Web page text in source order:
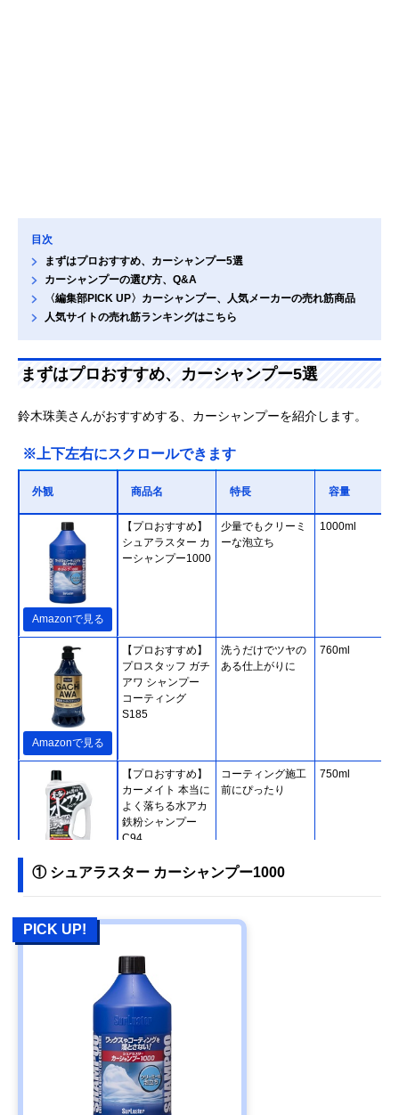
目次
まずはプロおすすめ、カーシャンプー5選
カーシャンプーの選び方、Q&A
〈編集部PICK UP〉カーシャンプー、人気メーカーの売れ筋商品
人気サイトの売れ筋ランキングはこちら
まずはプロおすすめ、カーシャンプー5選
鈴木珠美さんがおすすめする、カーシャンプーを紹介します。
※上下左右にスクロールできます
外観 商品名 特長 容量
Amazonで見る
【プロおすすめ】
シュアラスター カ
ーシャンプー1000
少量でもクリーミ
ーな泡立ち
1000ml
Amazonで見る
【プロおすすめ】
プロスタッフ ガチ
アワ シャンプー
コーティング
S185
洗うだけでツヤの
ある仕上がりに
760ml
Amazonで見る
【プロおすすめ】
カーメイト 本当に
よく落ちる水アカ
鉄粉シャンプー
C94
コーティング施工
前にぴったり
750ml
【プロおすすめ】
ペルシード ドロッ
プシャンプー（撥
水コーティングカ
ーシャンプー濃縮
タイプ） PCD-
① シュアラスター カーシャンプー1000
PICK UP!